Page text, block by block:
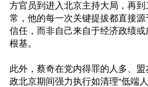
方官员到进入北京主持大局，再到
常，他的每一次关键提拔都直接
信任，而非自己来自于经济政绩
根基。
此外，蔡奇在党内得罪的人多、
政北京期间强力执行如清理“低端